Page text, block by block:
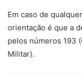
Em caso de
orientação é que a
pelos números 193
Militar).